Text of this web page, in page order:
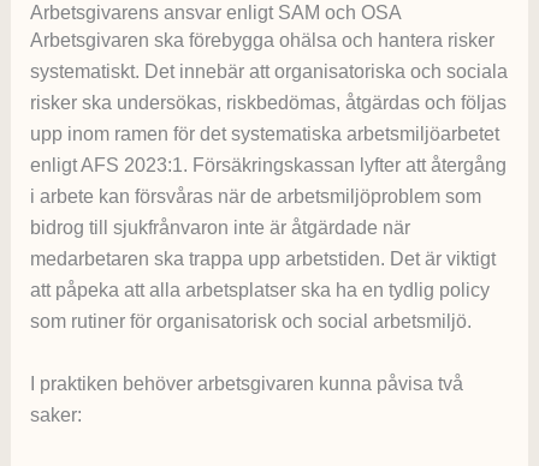
Arbetsgivarens ansvar enligt SAM och OSA
Arbetsgivaren ska förebygga ohälsa och hantera risker
systematiskt. Det innebär att organisatoriska och sociala
risker ska undersökas, riskbedömas, åtgärdas och följas
upp inom ramen för det systematiska arbetsmiljöarbetet
enligt AFS 2023:1. Försäkringskassan lyfter att återgång
i arbete kan försvåras när de arbetsmiljöproblem som
bidrog till sjukfrånvaron inte är åtgärdade när
medarbetaren ska trappa upp arbetstiden. Det är viktigt
att påpeka att alla arbetsplatser ska ha en tydlig policy
som rutiner för organisatorisk och social arbetsmiljö.
I praktiken behöver arbetsgivaren kunna påvisa två
saker: